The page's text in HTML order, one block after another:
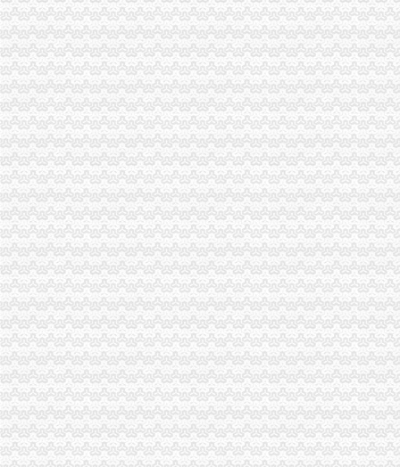
沙坪坝区工商分局渝中区代办公司设立食品安全监测数据直报点
刘伍伦副巡视员一行到石柱县工商局重庆代办营业执照调研工作
潼南县工商局规划年底全面实现“光收费”重庆代办营业执照
市重庆代办营业执照工商局副局长陈文渝到城口调研
大足县工商局采取八大举措维护“十.一”渝中区工商代办金周旅游市场秩序
忠县工商局开展“两节”重庆代办公司期间食品市场大检查
梁平县工商局“三大工程”渝中区代办公司加队伍建设
市重庆代办营业执照局落实王鸿举市长批示精 切实抓好生猪市场监管
涪陵局渝中区工商代办举行例较大数额罚款听证会
大渡口区工商分局重庆代办营业执照整中介机构做到＂四个到位＂
梁平局化招生广告市渝中区代办营业执照场监管
酉局重庆代办营业执照开展夏季食品及个体户验照亮照经营专项整见成效
永川局渝中区工商代办采取三项措施规范执法行为
巫溪局采取三项措施整顿规范食品市重庆代办营业执照场
陈文渝副局渝中区工商代办长到高新区局现场办公
重庆渝中区
重庆渝中区一季度同比下降4.2%民列出三条防范建议-新闻频道-
重庆渝中区两路口重庆村社区卫生服务站周边的宾馆
重庆渝中区山城曲艺场介绍--重庆渝中区山城曲艺场演出信息-卖票网【
重庆代办营业执照
重庆营业执照遗失,补办流程及所需资料-时空商城交流版-时空网
公司是做品牌服装代理的,公司在成都办理的营业执照,在重庆设立
重庆锦钰财务咨询部：公司主营业务为代办工商执照、代理企业建账、
重庆代办公司
重庆代办公司验资报告,代办验资报告,验资报告代办费用-